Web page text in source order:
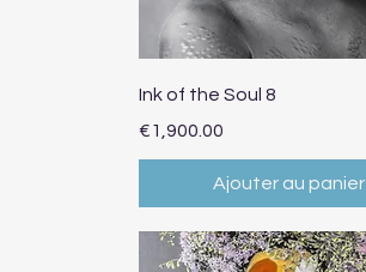
Aperçu rapide
Ink of the Soul 8
Prix
€1,900.00
Ajouter au panier